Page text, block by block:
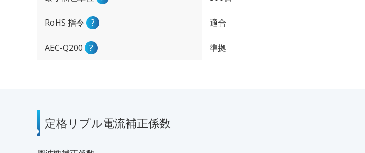
RoHS 指令 ? 適合
AEC-Q200 ? 準拠
定格リプル電流補正係数